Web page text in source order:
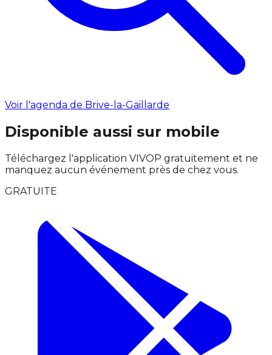
Voir l'agenda de Brive-la-Gaillarde
Disponible aussi sur mobile
Téléchargez l'application VIVOP gratuitement et ne
manquez aucun événement près de chez vous.
GRATUITE